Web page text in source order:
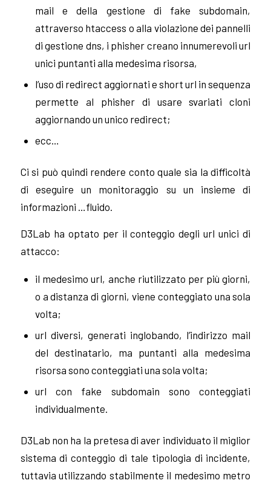
mail e della gestione di fake subdomain,
attraverso htaccess o alla violazione dei pannelli
di gestione dns, i phisher creano innumerevoli url
unici puntanti alla medesima risorsa,
l’uso di redirect aggiornati e short url in sequenza
permette al phisher di usare svariati cloni
aggiornando un unico redirect;
ecc…
Ci si può quindi rendere conto quale sia la difficoltà
di eseguire un monitoraggio su un insieme di
informazioni …fluido.
D3Lab ha optato per il conteggio degli url unici di
attacco:
il medesimo url, anche riutilizzato per più giorni,
o a distanza di giorni, viene conteggiato una sola
volta;
url diversi, generati inglobando, l’indirizzo mail
del destinatario, ma puntanti alla medesima
risorsa sono conteggiati una sola volta;
url con fake subdomain sono conteggiati
individualmente.
D3Lab non ha la pretesa di aver individuato il miglior
sistema di conteggio di tale tipologia di incidente,
tuttavia utilizzando stabilmente il medesimo metro